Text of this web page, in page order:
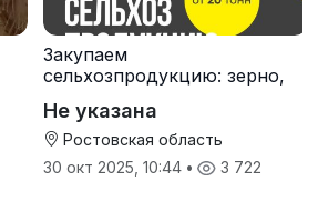
Закупаем
сельхозпродукцию: зерно,
Не указана
Ростовская область
30 окт 2025, 10:44 • 3 722